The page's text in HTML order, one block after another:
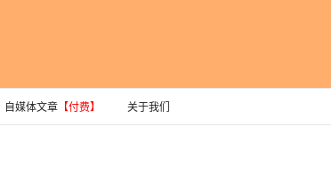
自媒体文章 【付费】 关于我们